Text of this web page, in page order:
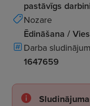
pastāvīgs
Nozare
Ēdināšana /
Darba
1647659